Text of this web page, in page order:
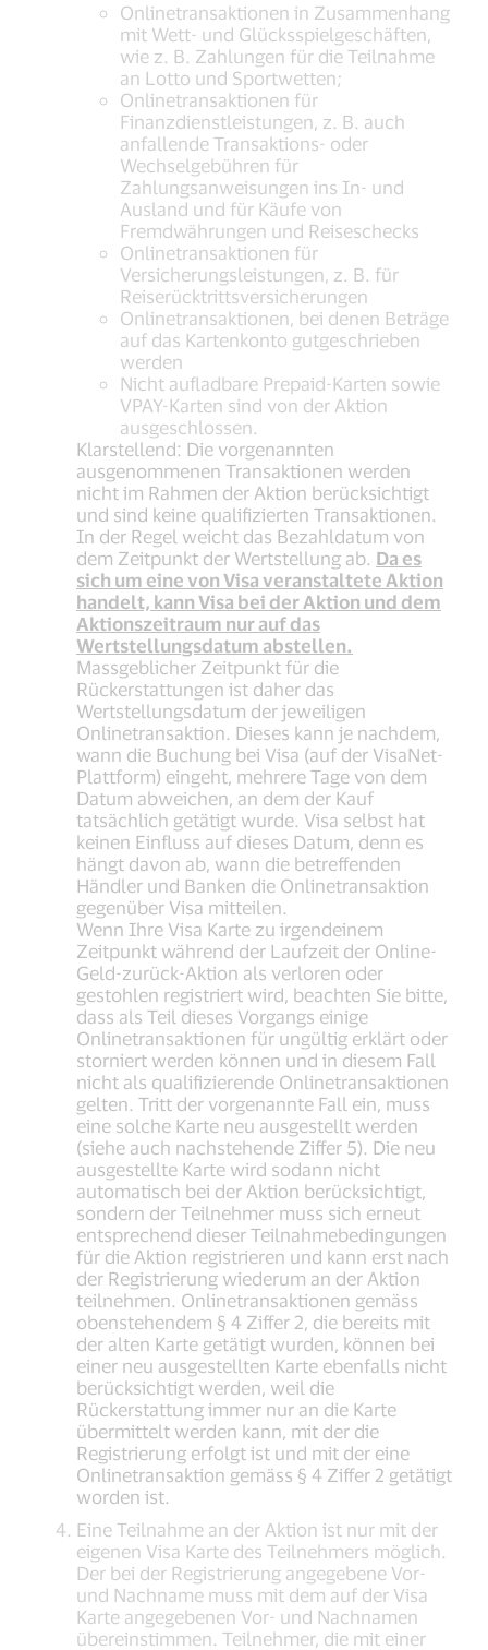
Onlinetransaktionen in Zusammenhang
mit Wett- und Glücksspielgeschäften,
wie z. B. Zahlungen für die Teilnahme
an Lotto und Sportwetten;
Onlinetransaktionen für
Finanzdienstleistungen, z. B. auch
anfallende Transaktions- oder
Wechselgebühren für
Zahlungsanweisungen ins In- und
Ausland und für Käufe von
Fremdwährungen und Reiseschecks
Onlinetransaktionen für
Versicherungsleistungen, z. B. für
Reiserücktrittsversicherungen
Onlinetransaktionen, bei denen Beträge
auf das Kartenkonto gutgeschrieben
werden
Nicht aufladbare Prepaid-Karten sowie
VPAY-Karten sind von der Aktion
ausgeschlossen.
Klarstellend: Die vorgenannten
ausgenommenen Transaktionen werden
nicht im Rahmen der Aktion berücksichtigt
und sind keine qualifizierten Transaktionen.
In der Regel weicht das Bezahldatum von
dem Zeitpunkt der Wertstellung ab. Da es
sich um eine von Visa veranstaltete Aktion
handelt, kann Visa bei der Aktion und dem
Aktionszeitraum nur auf das
Wertstellungsdatum abstellen.
Massgeblicher Zeitpunkt für die
Rückerstattungen ist daher das
Wertstellungsdatum der jeweiligen
Onlinetransaktion. Dieses kann je nachdem,
wann die Buchung bei Visa (auf der VisaNet-
Plattform) eingeht, mehrere Tage von dem
Datum abweichen, an dem der Kauf
tatsächlich getätigt wurde. Visa selbst hat
keinen Einfluss auf dieses Datum, denn es
hängt davon ab, wann die betreffenden
Händler und Banken die Onlinetransaktion
gegenüber Visa mitteilen.
Wenn Ihre Visa Karte zu irgendeinem
Zeitpunkt während der Laufzeit der Online-
Geld-zurück-Aktion als verloren oder
gestohlen registriert wird, beachten Sie bitte,
dass als Teil dieses Vorgangs einige
Onlinetransaktionen für ungültig erklärt oder
storniert werden können und in diesem Fall
nicht als qualifizierende Onlinetransaktionen
gelten. Tritt der vorgenannte Fall ein, muss
eine solche Karte neu ausgestellt werden
(siehe auch nachstehende Ziffer 5). Die neu
ausgestellte Karte wird sodann nicht
automatisch bei der Aktion berücksichtigt,
sondern der Teilnehmer muss sich erneut
entsprechend dieser Teilnahmebedingungen
für die Aktion registrieren und kann erst nach
der Registrierung wiederum an der Aktion
teilnehmen. Onlinetransaktionen gemäss
obenstehendem § 4 Ziffer 2, die bereits mit
der alten Karte getätigt wurden, können bei
einer neu ausgestellten Karte ebenfalls nicht
berücksichtigt werden, weil die
Rückerstattung immer nur an die Karte
übermittelt werden kann, mit der die
Registrierung erfolgt ist und mit der eine
Onlinetransaktion gemäss § 4 Ziffer 2 getätigt
worden ist.
Eine Teilnahme an der Aktion ist nur mit der
eigenen Visa Karte des Teilnehmers möglich.
Der bei der Registrierung angegebene Vor-
und Nachname muss mit dem auf der Visa
Karte angegebenen Vor- und Nachnamen
übereinstimmen. Teilnehmer, die mit einer